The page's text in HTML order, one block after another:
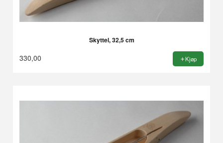
Skyttel, 32,5 cm
330,00 Kjøp